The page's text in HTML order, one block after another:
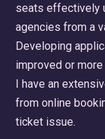
seats effectively
agencies from a
Developing
improved or
I have an
from online
ticket issue.